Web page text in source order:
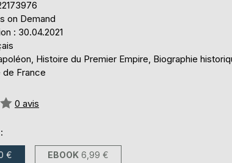
on Demand
: 30.04.2021
Histoire du Premier Empire, Biographie
France
0 avis
€ EBOOK 6,99 €